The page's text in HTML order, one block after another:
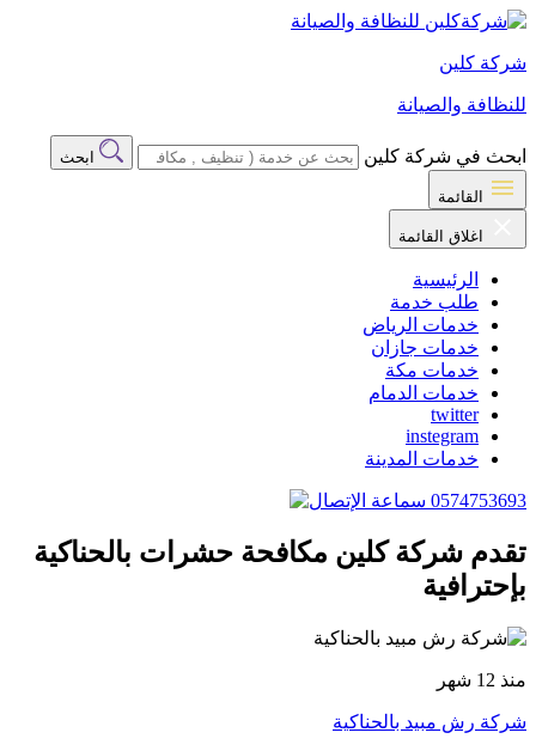
شركة كلين
للنظافة والصيانة
ابحث في شركة كلين ابحث
القائمة
اغلاق القائمة
الرئيسية
طلب خدمة
خدمات الرياض
خدمات جازان
خدمات مكة
خدمات الدمام
twitter
instegram
خدمات المدينة
0574753693
تقدم شركة كلين مكافحة حشرات بالحناكية
بإحترافية
منذ 12 شهر
شركة رش مبيد بالحناكية